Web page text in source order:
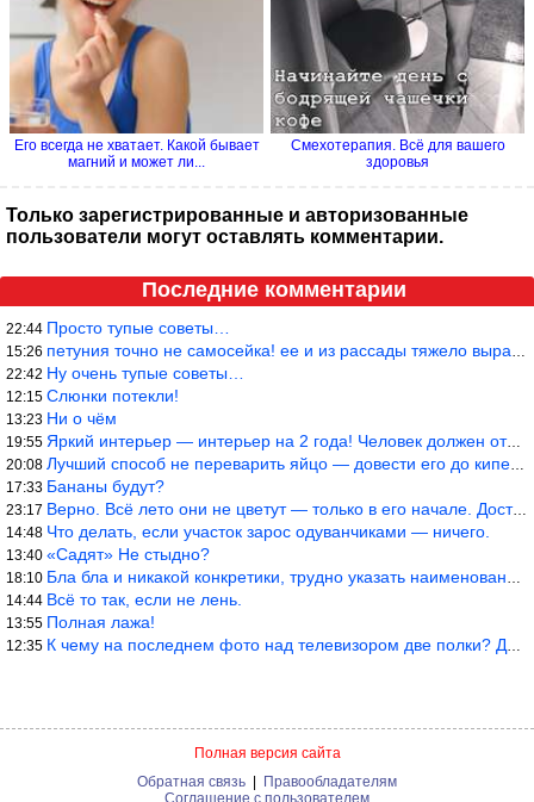
Его всегда не хватает. Какой бывает
магний и может ли...
Смехотерапия. Всё для вашего
здоровья
Только зарегистрированные и авторизованные
пользователи могут оставлять комментарии.
Последние комментарии
22:44 Просто тупые советы…
15:26 петуния точно не самосейка! ее и из рассады тяжело вырастить!
22:42 Ну очень тупые советы…
12:15 Слюнки потекли!
13:23 Ни о чём
19:55 Яркий интерьер — интерьер на 2 года! Человек должен отдыхать в с
20:08 Лучший способ не переварить яйцо — довести его до кипения и выкл
17:33 Бананы будут?
23:17 Верно. Всё лето они не цветут — только в его начале. Достаточно
14:48 Что делать, если участок зарос одуванчиками — ничего.
13:40 «Садят» Не стыдно?
18:10 Бла бла и никакой конкретики, трудно указать наименование рекоме
14:44 Всё то так, если не лень.
13:55 Полная лажа!
12:35 К чему на последнем фото над телевизором две полки? Делают интер
Полная версия сайта
Обратная связь
Правообладателям
Соглашение с пользователем